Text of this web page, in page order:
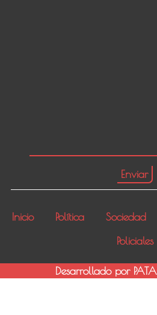
Inicio Política Sociedad
Policiales
Desarrollado por